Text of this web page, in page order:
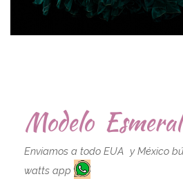
Modelo
Enviamos a todo EUA y México
watts app